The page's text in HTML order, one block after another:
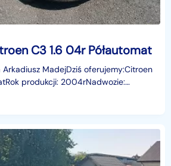
C3 1.6 04r Półautomat
Arkadiusz MadejDziś oferujemy:Citroen
produkcji: 2004rNadwozie:
PółautomatPrzebieg: 129